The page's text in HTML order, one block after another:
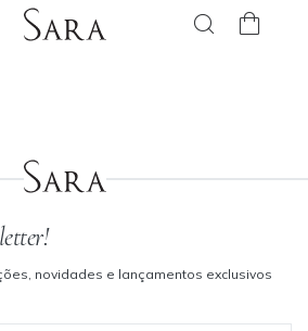
novidades e lançamentos exclusivos